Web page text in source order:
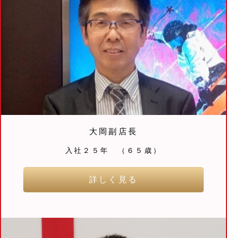
大岡副店長
入社２５年 （６５歳）
詳しく見る